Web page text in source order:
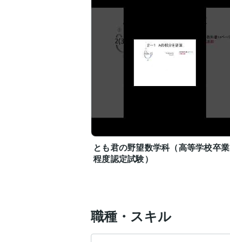
とも君の野望数学科（高等学校卒業
程度認定試験）
職種・スキル